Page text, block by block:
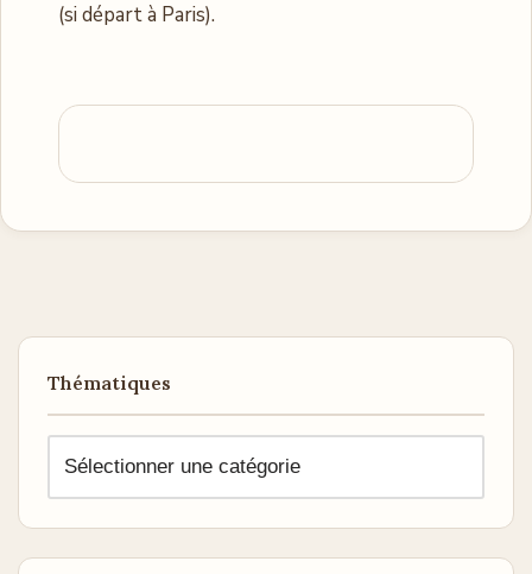
(si départ à Paris).
Thématiques